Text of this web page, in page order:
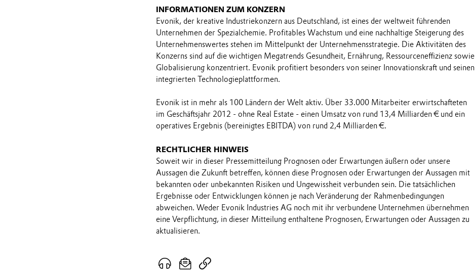
INFORMATIONEN ZUM KONZERN
Evonik, der kreative Industriekonzern aus Deutschland, ist eines der weltweit führenden
Unternehmen der Spezialchemie. Profitables Wachstum und eine nachhaltige Steigerung des
Unternehmenswertes stehen im Mittelpunkt der Unternehmensstrategie. Die Aktivitäten des
Konzerns sind auf die wichtigen Megatrends Gesundheit, Ernährung, Ressourceneffizienz sowie
Globalisierung konzentriert. Evonik profitiert besonders von seiner Innovationskraft und seinen
integrierten Technologieplattformen.
Evonik ist in mehr als 100 Ländern der Welt aktiv. Über 33.000 Mitarbeiter erwirtschafteten
im Geschäftsjahr 2012 - ohne Real Estate - einen Umsatz von rund 13,4 Milliarden € und ein
operatives Ergebnis (bereinigtes EBITDA) von rund 2,4 Milliarden €.
RECHTLICHER HINWEIS
Soweit wir in dieser Pressemitteilung Prognosen oder Erwartungen äußern oder unsere
Aussagen die Zukunft betreffen, können diese Prognosen oder Erwartungen der Aussagen mit
bekannten oder unbekannten Risiken und Ungewissheit verbunden sein. Die tatsächlichen
Ergebnisse oder Entwicklungen können je nach Veränderung der Rahmenbedingungen
abweichen. Weder Evonik Industries AG noch mit ihr verbundene Unternehmen übernehmen
eine Verpflichtung, in dieser Mitteilung enthaltene Prognosen, Erwartungen oder Aussagen zu
aktualisieren.